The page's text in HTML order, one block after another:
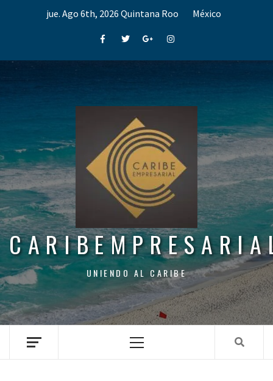
jue. Ago 6th, 2026 Quintana Roo México
FacebookTwitterGoogle+Instagram
UNIENDO AL CARIBE
Menu